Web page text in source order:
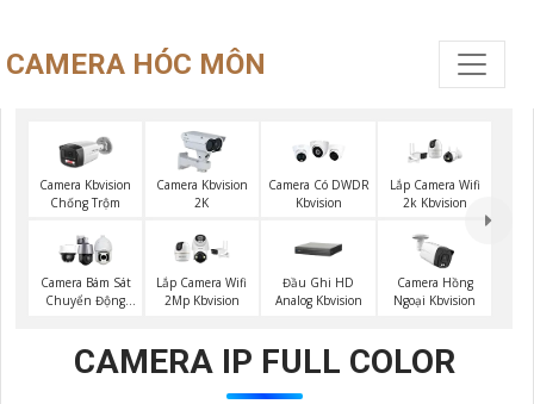
CAMERA HÓC MÔN
Camera Kbvision
Chống Trộm
Camera Kbvision
2K
Camera Có DWDR
Kbvision
Lắp Camera Wifi
2k Kbvision
Camera Bám Sát
Chuyển Động
Lắp Camera Wifi
2Mp Kbvision
Đầu Ghi HD
Analog Kbvision
Camera Hồng
Ngoại Kbvision
CAMERA IP FULL COLOR